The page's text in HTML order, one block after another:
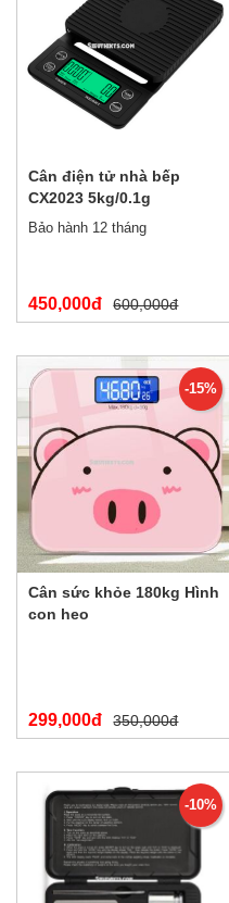
Cân điện tử nhà bếp
CX2023 5kg/0.1g
Bảo hành 12 tháng
450,000đ 600,000đ
-15%
Cân sức khỏe 180kg Hình
con heo
299,000đ 350,000đ
-10%